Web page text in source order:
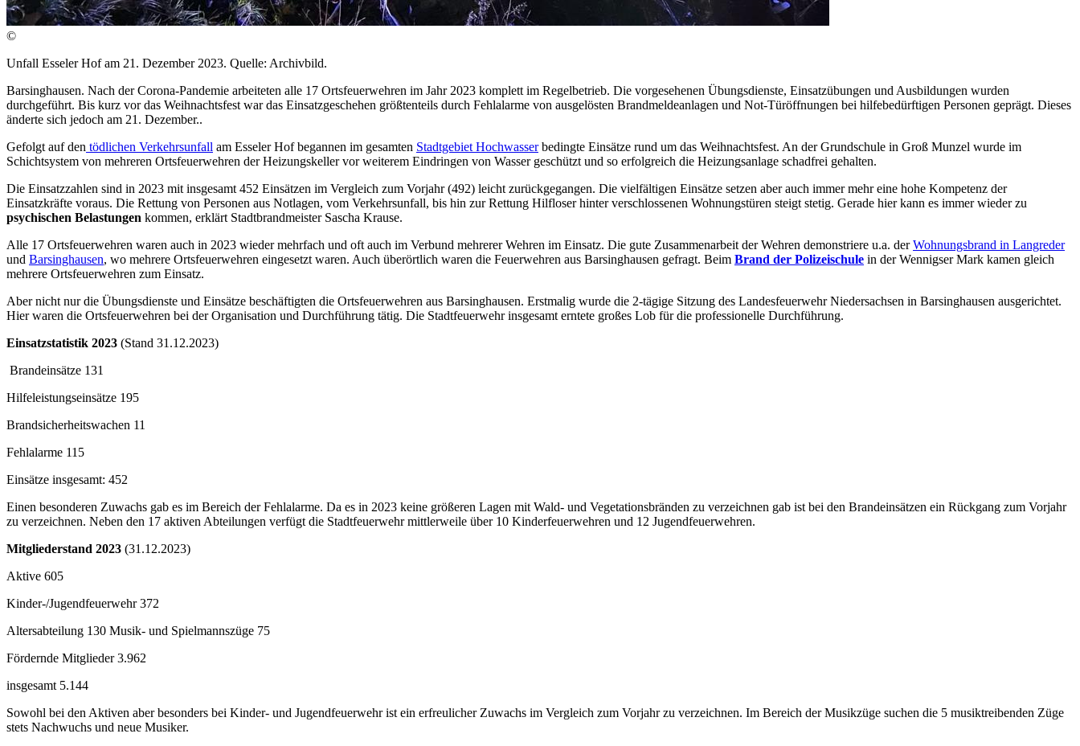
©
Unfall Esseler Hof am 21. Dezember 2023. Quelle: Archivbild.
Barsinghausen. Nach der Corona-Pandemie arbeiteten alle 17 Ortsfeuerwehren im Jahr 2023 komplett im Regelbetrieb. Die vorgesehenen Übungsdienste, Einsatzübungen und Ausbildungen wurden
durchgeführt. Bis kurz vor das Weihnachtsfest war das Einsatzgeschehen größtenteils durch Fehlalarme von ausgelösten Brandmeldeanlagen und Not-Türöffnungen bei hilfebedürftigen Personen geprägt. Dieses
änderte sich jedoch am 21. Dezember..
Gefolgt auf den tödlichen Verkehrsunfall am Esseler Hof begannen im gesamten Stadtgebiet Hochwasserbedingte Einsätze rund um das Weihnachtsfest. An der Grundschule in Groß Munzel wurde im
Schichtsystem von mehreren Ortsfeuerwehren der Heizungskeller vor weiterem Eindringen von Wasser geschützt und so erfolgreich die Heizungsanlage schadfrei gehalten.
Die Einsatzzahlen sind in 2023 mit insgesamt 452 Einsätzen im Vergleich zum Vorjahr (492) leicht zurückgegangen. Die vielfältigen Einsätze setzen aber auch immer mehr eine hohe Kompetenz der
Einsatzkräfte voraus. Die Rettung von Personen aus Notlagen, vom Verkehrsunfall, bis hin zur Rettung Hilfloser hinter verschlossenen Wohnungstüren steigt stetig. Gerade hier kann es immer wieder zu
psychischen Belastungen kommen, erklärt Stadtbrandmeister Sascha Krause.
Alle 17 Ortsfeuerwehren waren auch in 2023 wieder mehrfach und oft auch im Verbund mehrerer Wehren im Einsatz. Die gute Zusammenarbeit der Wehren demonstriere u.a. derWohnungsbrand in Langreder
und Barsinghausen, wo mehrere Ortsfeuerwehren eingesetzt waren. Auch überörtlich waren die Feuerwehren aus Barsinghausen gefragt. Beim Brand der Polizeischule in der Wennigser Mark kamen gleich
mehrere Ortsfeuerwehren zum Einsatz.
Aber nicht nur die Übungsdienste und Einsätze beschäftigten die Ortsfeuerwehren aus Barsinghausen. Erstmalig wurde die 2-tägige Sitzung des Landesfeuerwehr Niedersachsen in Barsinghausen ausgerichtet.
Hier waren die Ortsfeuerwehren bei der Organisation und Durchführung tätig. Die Stadtfeuerwehr insgesamt erntete großes Lob für die professionelle Durchführung.
Einsatzstatistik 2023 (Stand 31.12.2023)
Brandeinsätze 131
Hilfeleistungseinsätze 195
Brandsicherheitswachen 11
Fehlalarme 115
Einsätze insgesamt: 452
Einen besonderen Zuwachs gab es im Bereich der Fehlalarme. Da es in 2023 keine größeren Lagen mit Wald- und Vegetationsbränden zu verzeichnen gab ist bei den Brandeinsätzen ein Rückgang zum Vorjahr
zu verzeichnen. Neben den 17 aktiven Abteilungen verfügt die Stadtfeuerwehr mittlerweile über 10 Kinderfeuerwehren und 12 Jugendfeuerwehren.
Mitgliederstand 2023 (31.12.2023)
Aktive 605
Kinder-/Jugendfeuerwehr 372
Altersabteilung 130 Musik- und Spielmannszüge 75
Fördernde Mitglieder 3.962
insgesamt 5.144
Sowohl bei den Aktiven aber besonders bei Kinder- und Jugendfeuerwehr ist ein erfreulicher Zuwachs im Vergleich zum Vorjahr zu verzeichnen. Im Bereich der Musikzüge suchen die 5 musiktreibenden Züge
stets Nachwuchs und neue Musiker.